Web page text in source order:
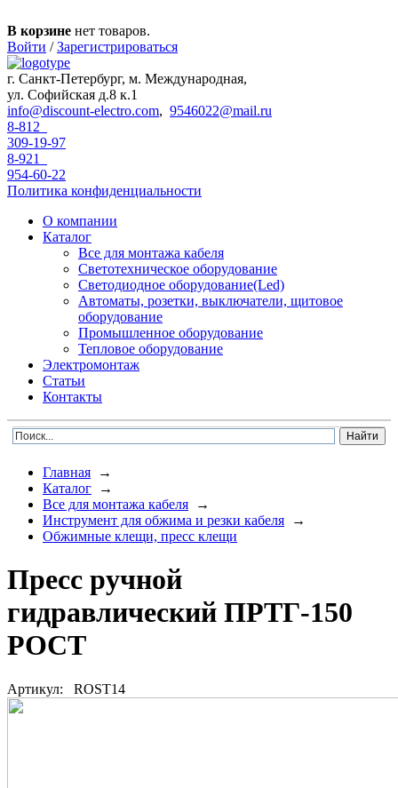
В корзине нет товаров.
Войти / Зарегистрироваться
г. Санкт-Петербург, м. Международная,
ул. Софийская д.8 к.1
info@discount-electro.com, 9546022@mail.ru
8-812
309-19-97
8-921
954-60-22
Политика конфиденциальности
О компании
Каталог
Все для монтажа кабеля
Светотехническое оборудование
Светодиодное оборудование(Led)
Автоматы, розетки, выключатели, щитовое
оборудование
Промышленное оборудование
Тепловое оборудование
Электромонтаж
Статьи
Контакты
Главная →
Каталог →
Все для монтажа кабеля →
Инструмент для обжима и резки кабеля →
Обжимные клещи, пресс клещи
Пресс ручной
гидравлический ПРТГ-150
РОСТ
Артикул: ROST14